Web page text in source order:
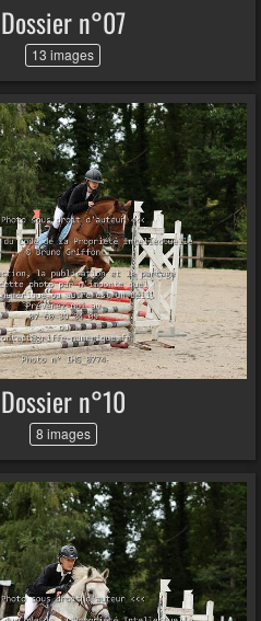
Dossier n°07
13 images
Dossier n°10
8 images